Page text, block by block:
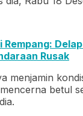
Rempang:
Rusak
menjamin
betul